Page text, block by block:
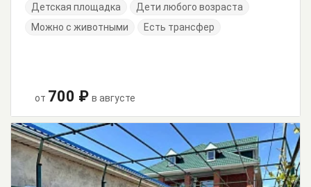
Детская площадка
Дети любого возраста
Можно с животными
Есть трансфер
от 700 ₽ в августе